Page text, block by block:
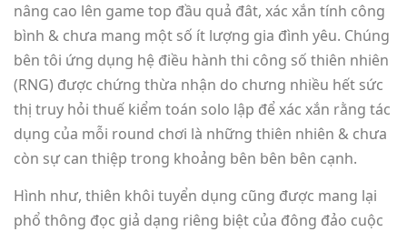
nâng cao lên game top đầu quả đât, xác xắn tính công
bình & chưa mang một số ít lượng gia đình yêu. Chúng
bên tôi ứng dụng hệ điều hành thi công số thiên nhiên
(RNG) được chứng thừa nhận do chưng nhiều hết sức
thị truy hỏi thuế kiểm toán solo lập để xác xắn rằng tác
dụng của mỗi round chơi là những thiên nhiên & chưa
còn sự can thiệp trong khoảng bên bên bên cạnh.
Hình như, thiên khôi tuyển dụng cũng được mang lại
phổ thông đọc giả dạng riêng biệt của đông đảo cuộc